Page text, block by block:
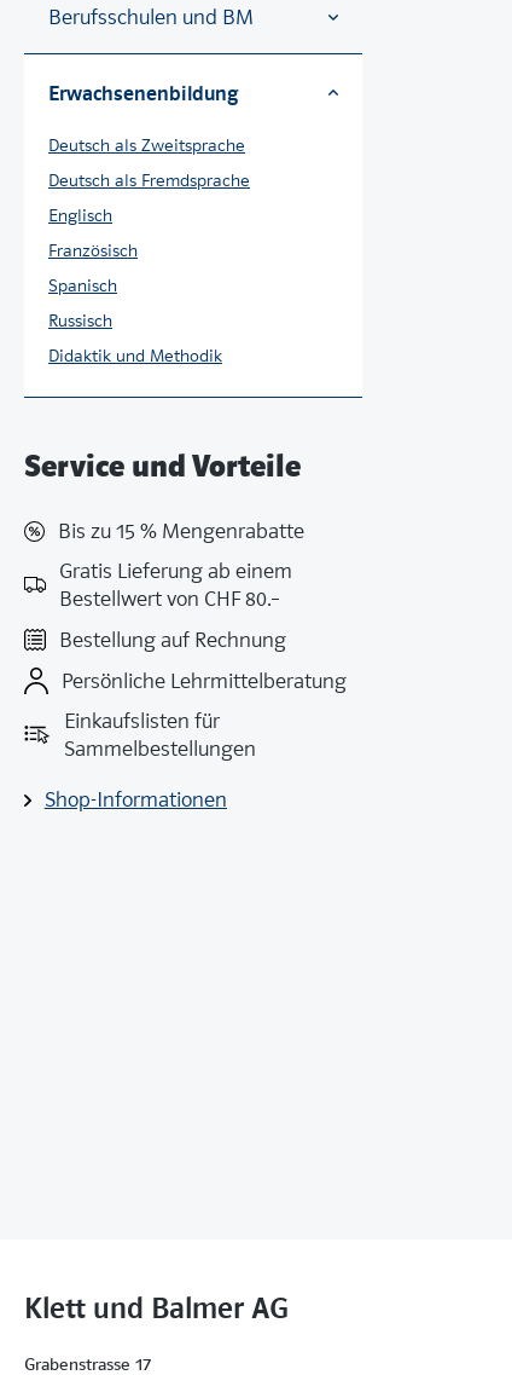
Berufsschulen und BM
Erwachsenenbildung
Deutsch als Zweitsprache
Deutsch als Fremdsprache
Englisch
Französisch
Spanisch
Russisch
Didaktik und Methodik
Service und Vorteile
Bis zu 15 % Mengenrabatte
Gratis Lieferung ab einem
Bestellwert von CHF 80.–
Bestellung auf Rechnung
Persönliche Lehrmittelberatung
Einkaufslisten für
Sammelbestellungen
Shop-Informationen
Klett und Balmer AG
Grabenstrasse 17